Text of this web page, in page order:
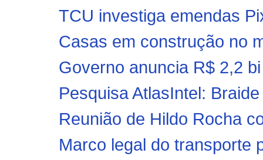
TCU investiga emendas
Casas em construção no
Governo anuncia R$ 2,2
Pesquisa AtlasIntel:
Reunião de Hildo Rocha
Marco legal do transporte